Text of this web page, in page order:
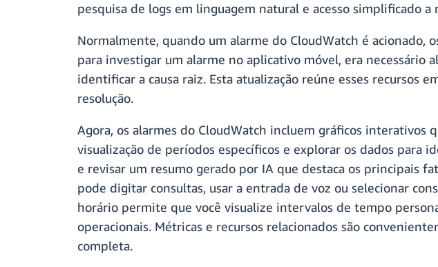
pesquisa de logs em linguagem natural e acesso simplificado a
Normalmente, quando um alarme do CloudWatch é
para investigar um alarme no aplicativo móvel, era necessário
identificar a causa raiz. Esta atualização reúne esses recursos
resolução.
Agora, os alarmes do CloudWatch incluem gráficos
visualização de períodos específicos e explorar os dados para
e revisar um resumo gerado por IA que destaca os principais
pode digitar consultas, usar a entrada de voz ou selecionar
horário permite que você visualize intervalos de tempo
operacionais. Métricas e recursos relacionados são
completa.